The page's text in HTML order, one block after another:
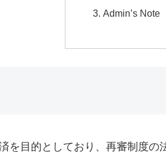
Admin’s Note
を目的としており、再審制度の